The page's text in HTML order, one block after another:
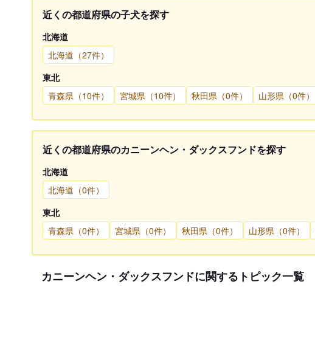
近くの都道府県の子犬を探す
北海道
北海道（27件）
東北
青森県（10件）
宮城県（10件） 秋田県（0件） 山形県（0件）
近くの都道府県のカニーンヘン・ダックスフンドを探す
北海道
北海道（0件）
東北
青森県（0件）
宮城県（0件） 秋田県（0件） 山形県（0件）
カニーンヘン・ダックスフンドに関するトピック一覧